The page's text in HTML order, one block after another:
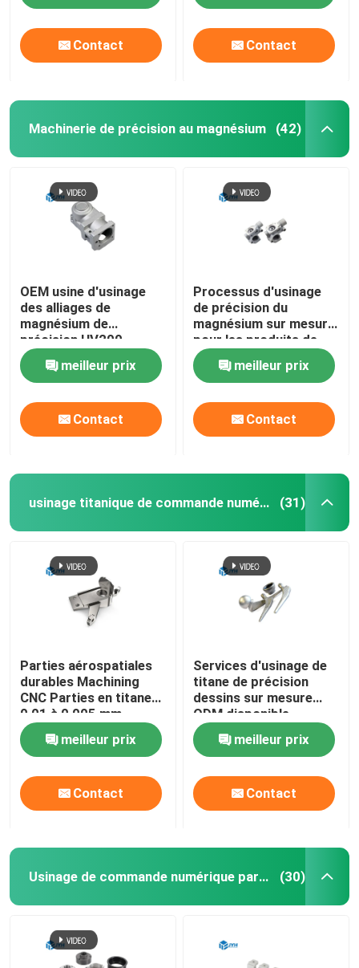
Contact Contact
Machinerie de précision au magnésium (42)
OEM usine d'usinage
des alliages de
magnésium de
précision HV200 -
HV350
meilleur prix
Contact
Processus d'usinage
de précision du
magnésium sur mesure
pour les produits de
boîtes de vitesses
meilleur prix
Contact
usinage titanique de commande numérique par ordinateur (31)
Parties aérospatiales
durables Machining
CNC Parties en titane
0,01 à 0,005 mm
Tolérance
meilleur prix
Contact
Services d'usinage de
titane de précision
dessins sur mesure
ODM disponible
meilleur prix
Contact
Usinage de commande numérique par ordinateur de bas volume (30)